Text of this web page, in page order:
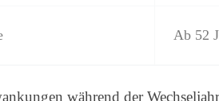
Ab 52
während der